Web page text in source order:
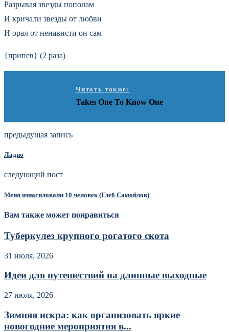
Разрывая звезды пополам
И кричали звезды от любви
И орал от ненависти он сам
{припев} (2 раза)
Читать также:
Takes One To Know One
предыдущая запись
Ладно
следующий пост
Меня изнасиловали 10 человек (Глеб Самойлов)
Вам также может понравиться
Туберкулез крупного рогатого скота
31 июля, 2026
Идеи для путешествий на длинные выходные
27 июля, 2026
Зимняя искра: как организовать яркие
новогодние мероприятия в...